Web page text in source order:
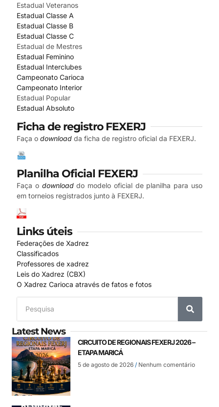
Estadual Veteranos
Estadual Classe A
Estadual Classe B
Estadual Classe C
Estadual de Mestres
Estadual Feminino
Estadual Interclubes
Campeonato Carioca
Campeonato Interior
Estadual Popular
Estadual Absoluto
Ficha de registro FEXERJ
Faça o download da ficha de registro oficial da FEXERJ.
Planilha Oficial FEXERJ
Faça o downloaddo modelo oficial de planilha para uso
em torneios registrados junto à FEXERJ.
Links úteis
Federações de Xadrez
Classificados
Professores de xadrez
Leis do Xadrez (CBX)
O Xadrez Carioca através de fatos e fotos
Latest News
CIRCUITO DE REGIONAIS FEXERJ 2026 –
ETAPA MARICÁ
5 de agosto de 2026 Nenhum comentário